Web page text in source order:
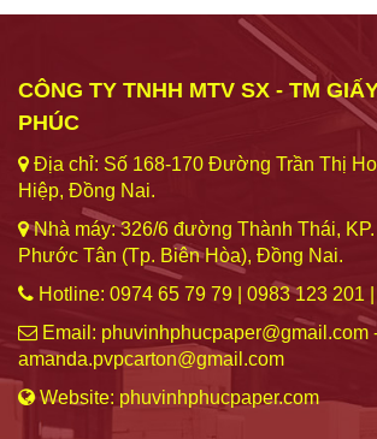
CÔNG TY TNHH MTV SX - TM
PHÚC
Địa chỉ: Số 168-170 Đường Trần Thị
Hiệp, Đồng Nai.
Nhà máy: 326/6 đường Thành Thái, KP.
Phước Tân (Tp. Biên Hòa), Đồng Nai.
Hotline: 0974 65 79 79 | 0983 123 201
Email: phuvinhphucpaper@gmail.com
amanda.pvpcarton@gmail.com
Website: phuvinhphucpaper.com